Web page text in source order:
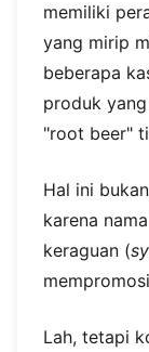
memiliki
yang mirip
beberapa
produk
"root beer"
Hal ini
karena
keraguan (
Lah, tetapi